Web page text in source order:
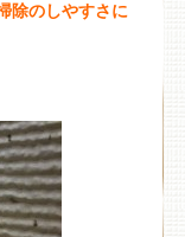
除のしやすさに